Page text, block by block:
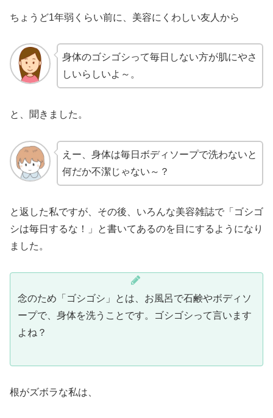
ちょうど1年弱くらい前に、美容にくわしい友人から
身体のゴシゴシって毎日しない方が肌にやさ
しいらしいよ～。
と、聞きました。
えー、身体は毎日ボディソープで洗わないと
何だか不潔じゃない～？
と返した私ですが、その後、いろんな美容雑誌で「ゴシゴ
シは毎日するな！」と書いてあるのを目にするようになり
ました。
念のため「ゴシゴシ」とは、お風呂で石鹸やボディソ
ープで、身体を洗うことです。ゴシゴシって言います
よね？
根がズボラな私は、